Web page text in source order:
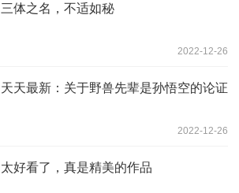
三体之名，不适如秘
2022-12-26
天天最新：关于野兽先辈是孙悟空的论证
2022-12-26
太好看了，真是精美的作品